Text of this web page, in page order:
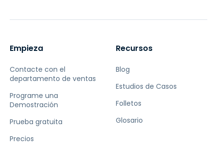
Empieza
Contacte con el
departamento de ventas
Programe una
Demostración
Prueba gratuita
Precios
Recursos
Blog
Estudios de Casos
Folletos
Glosario